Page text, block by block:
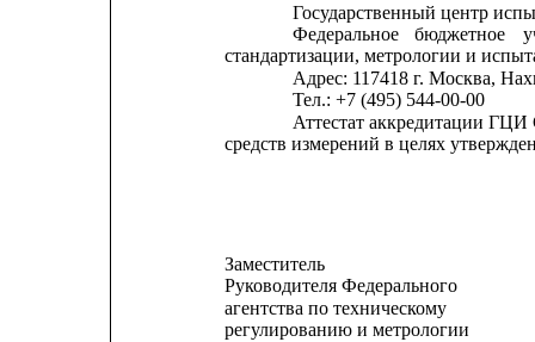
Государственный центр
Федеральное
бюджетное
стандартизации, метрологии и
Адрес: 117418 г. Москва,
Тел.: +7 (495) 544-00-00
Аттестат аккредитации
средств измерений в целях
Заместитель
Руководителя Федерального
агентства по техническому
регулированию и метрологии